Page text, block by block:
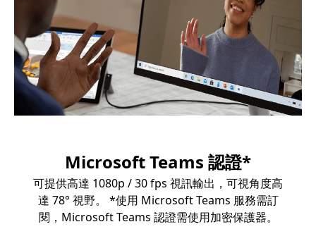
Microsoft Teams 認證*
可提供高達 1080p / 30 fps 視訊輸出，可視角度高
達 78° 視野。 *使用 Microsoft Teams 服務需訂
閱，Microsoft Teams 認證需使用加密保護器。